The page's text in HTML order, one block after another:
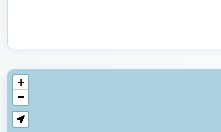
+
−